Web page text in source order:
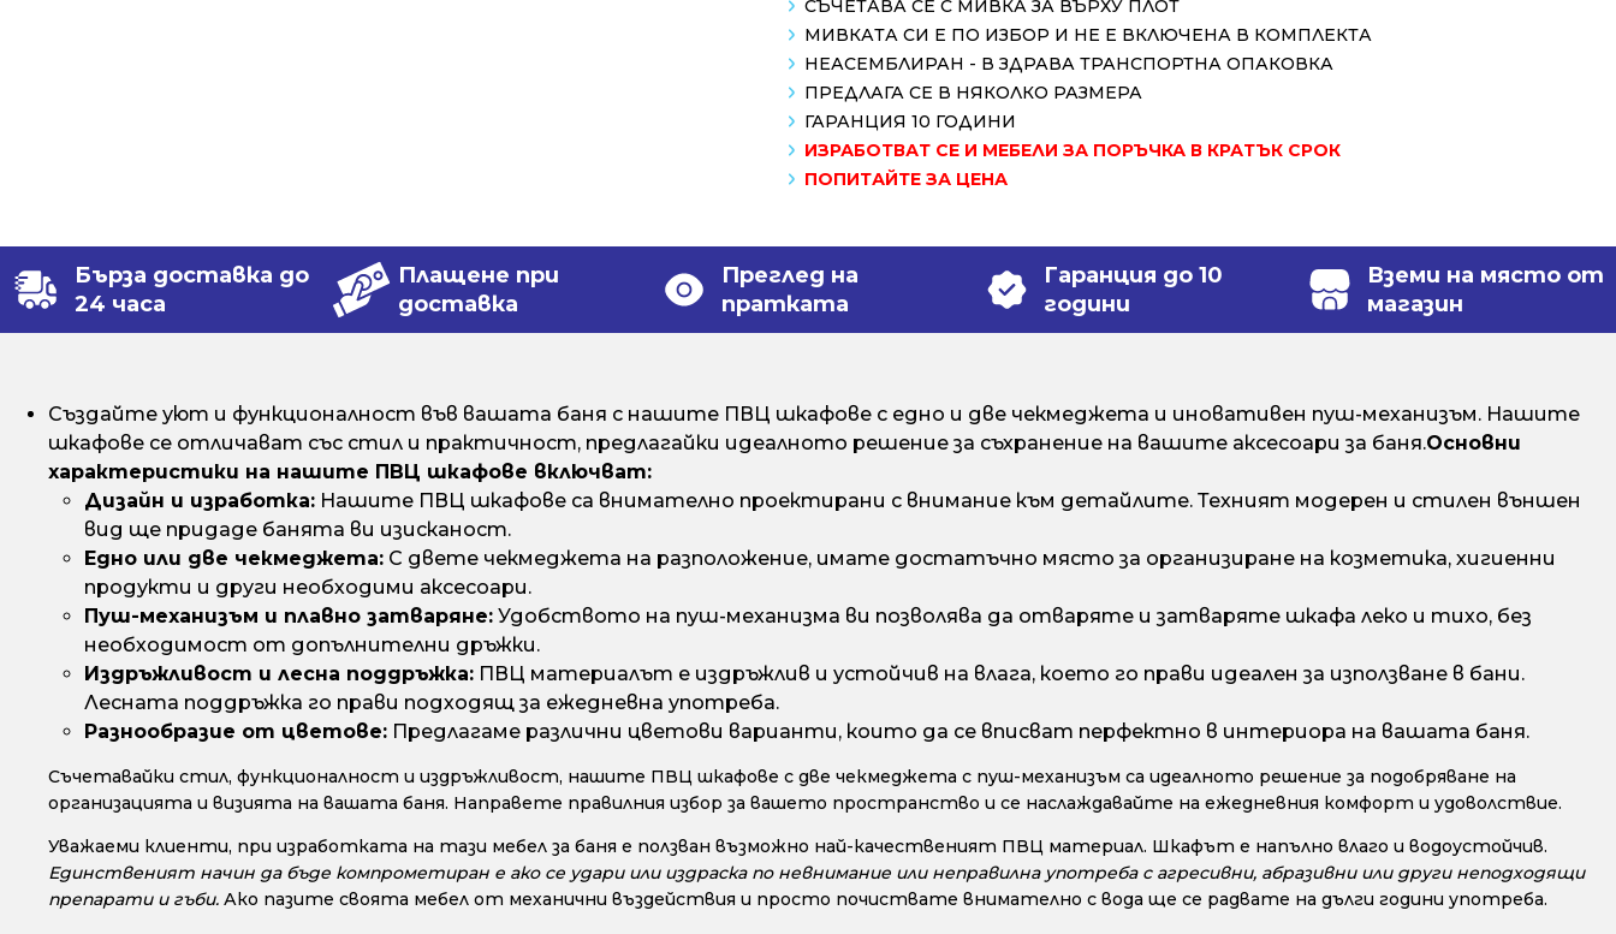
СЪЧЕТАВА СЕ С МИВКА ЗА ВЪРХУ ПЛОТ
МИВКАТА СИ Е ПО ИЗБОР И НЕ Е ВКЛЮЧЕНА В КОМПЛЕКТА
НЕАСЕМБЛИРАН - В ЗДРАВА ТРАНСПОРТНА ОПАКОВКА
ПРЕДЛАГА СЕ В НЯКОЛКО РАЗМЕРА
ГАРАНЦИЯ 10 ГОДИНИ
ИЗРАБОТВАТ СЕ И МЕБЕЛИ ЗА ПОРЪЧКА В КРАТЪК СРОК
ПОПИТАЙТЕ ЗА ЦЕНА
Бърза доставка до
24 часа
Плащене при
доставка
Преглед на
пратката
Гаранция до 10
години
Вземи на място от
магазин
Създайте уют и функционалност във вашата баня с нашите ПВЦ шкафове с едно и две чекмеджета и иновативен пуш-механизъм. Нашите
шкафове се отличават със стил и практичност, предлагайки идеалното решение за съхранение на вашите аксесоари за баня.Основни
характеристики на нашите ПВЦ шкафове включват:
Дизайн и изработка: Нашите ПВЦ шкафове са внимателно проектирани с внимание към детайлите. Техният модерен и стилен външен
вид ще придаде банята ви изисканост.
Едно или две чекмеджета: С двете чекмеджета на разположение, имате достатъчно място за организиране на козметика, хигиенни
продукти и други необходими аксесоари.
Пуш-механизъм и плавно затваряне: Удобството на пуш-механизма ви позволява да отваряте и затваряте шкафа леко и тихо, без
необходимост от допълнителни дръжки.
Издръжливост и лесна поддръжка: ПВЦ материалът е издръжлив и устойчив на влага, което го прави идеален за използване в бани.
Лесната поддръжка го прави подходящ за ежедневна употреба.
Разнообразие от цветове: Предлагаме различни цветови варианти, които да се вписват перфектно в интериора на вашата баня.
Съчетавайки стил, функционалност и издръжливост, нашите ПВЦ шкафове с две чекмеджета с пуш-механизъм са идеалното решение за подобряване на
организацията и визията на вашата баня. Направете правилния избор за вашето пространство и се наслаждавайте на ежедневния комфорт и удоволствие.
Уважаеми клиенти, при изработката на тази мебел за баня е ползван възможно най-качественият ПВЦ материал. Шкафът е напълно влаго и водоустойчив.
Единственият начин да бъде компрометиран е ако се удари или издраска по невнимание или неправилна употреба с агресивни, абразивни или други неподходящи
препарати и гъби. Ако пазите своята мебел от механични въздействия и просто почиствате внимателно с вода ще се радвате на дълги години употреба.